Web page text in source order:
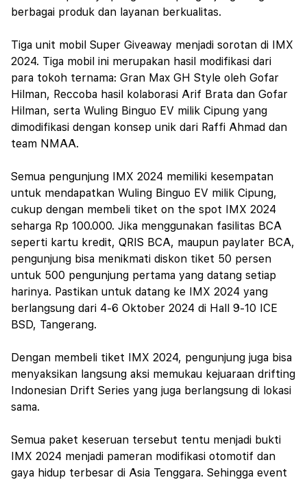
berbagai produk dan layanan berkualitas.
Tiga unit mobil Super Giveaway menjadi sorotan di IMX
2024. Tiga mobil ini merupakan hasil modifikasi dari
para tokoh ternama: Gran Max GH Style oleh Gofar
Hilman, Reccoba hasil kolaborasi Arif Brata dan Gofar
Hilman, serta Wuling Binguo EV milik Cipung yang
dimodifikasi dengan konsep unik dari Raffi Ahmad dan
team NMAA.
Semua pengunjung IMX 2024 memiliki kesempatan
untuk mendapatkan Wuling Binguo EV milik Cipung,
cukup dengan membeli tiket on the spot IMX 2024
seharga Rp 100.000. Jika menggunakan fasilitas BCA
seperti kartu kredit, QRIS BCA, maupun paylater BCA,
pengunjung bisa menikmati diskon tiket 50 persen
untuk 500 pengunjung pertama yang datang setiap
harinya. Pastikan untuk datang ke IMX 2024 yang
berlangsung dari 4-6 Oktober 2024 di Hall 9-10 ICE
BSD, Tangerang.
Dengan membeli tiket IMX 2024, pengunjung juga bisa
menyaksikan langsung aksi memukau kejuaraan drifting
Indonesian Drift Series yang juga berlangsung di lokasi
sama.
Semua paket keseruan tersebut tentu menjadi bukti
IMX 2024 menjadi pameran modifikasi otomotif dan
gaya hidup terbesar di Asia Tenggara. Sehingga event